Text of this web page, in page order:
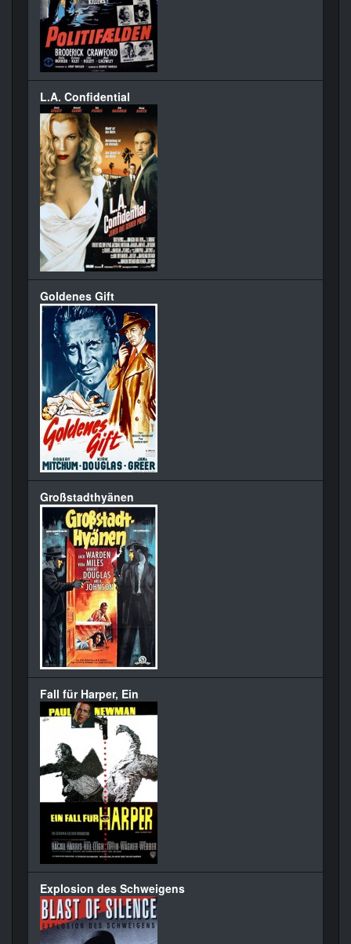
L.A. Confidential
Goldenes Gift
Großstadthyänen
Fall für Harper, Ein
Explosion des Schweigens